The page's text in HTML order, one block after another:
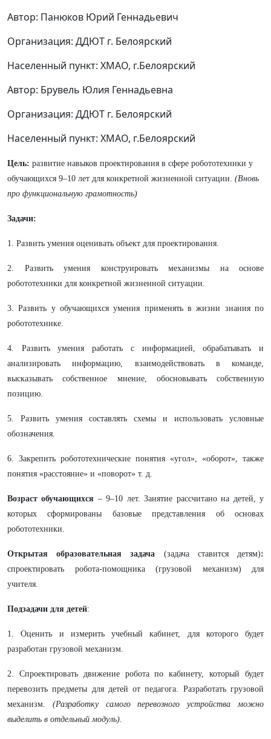
Автор: Панюков Юрий Геннадьевич
Организация: ДДЮТ г. Белоярский
Населенный пункт: ХМАО, г.Белоярский
Автор: Брувель Юлия Геннадьевна
Организация: ДДЮТ г. Белоярский
Населенный пункт: ХМАО, г.Белоярский
Цель: развитие навыков проектирования в сфере робототехники у
обучающихся 9–10 лет для конкретной жизненной ситуации. (Вновь
про функциональную грамотность)
Задачи:
1. Развить умения оценивать объект для проектирования.
2. Развить умения конструировать механизмы на основе
робототехники для конкретной жизненной ситуации.
3. Развить у обучающихся умения применять в жизни знания по
робототехнике.
4. Развить умения работать с информацией, обрабатывать и
анализировать информацию, взаимодействовать в команде,
высказывать собственное мнение, обосновывать собственную
позицию.
5. Развить
умения составлять схемы и использовать условные
обозначения.
6. Закрепить робототехнические понятия «угол», «оборот», также
понятия «расстояние» и «поворот» т. д.
Возраст обучающихся – 9–10 лет. Занятие рассчитано на детей, у
которых сформированы базовые представления об основах
робототехники.
Открытая образовательная задача (задача ставится детям):
спроектировать робота-помощника (грузовой механизм) для
учителя.
Подзадачи для детей:
1. Оценить и измерить учебный кабинет, для которого будет
разработан грузовой механизм.
2. Спроектировать движение робота по кабинету, который будет
перевозить предметы для детей от педагога. Разработать грузовой
механизм. (Разработку самого перевозного устройства можно
выделить в отдельный модуль).